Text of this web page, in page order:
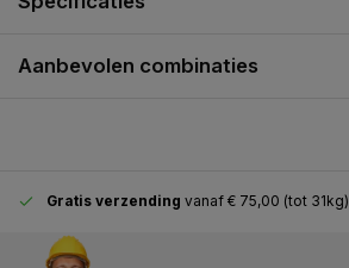
Aanbevolen combinaties
Gratis verzending vanaf € 75,00 (tot 31kg)